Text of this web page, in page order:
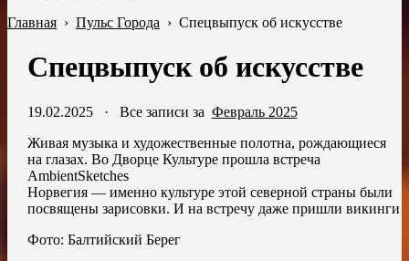
Главная › Пульс Города › Спецвыпуск об искусстве
Спецвыпуск об искусстве
19.02.2025· Все записи за Февраль 2025
Живая музыка и художественные полотна, рождающиеся
на глазах. Во Дворце Культуре прошла встреча
AmbientSketches
Норвегия — именно культуре этой северной страны были
посвящены зарисовки. И на встречу даже пришли викинги
Фото: Балтийский Берег